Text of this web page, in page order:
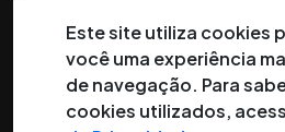
2026 Eletropeças Comercial
direitos reservados.
Este site utiliza cookies
você uma experiência
de navegação. Para
cookies utilizados,